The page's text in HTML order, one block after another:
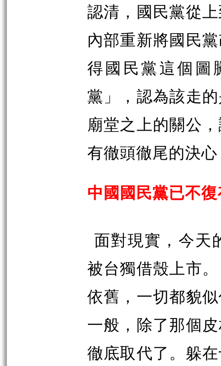
認清，國民黨從
內部重新將國民
得國民黨這個圖
黨」，認為該走
廟堂之上的關公
有徹頭徹尾的決
中國國民黨已不
面對現實，今天
被台獨借殼上市
依舊，一切都貌
一般，除了那個
徹底取代了。躲